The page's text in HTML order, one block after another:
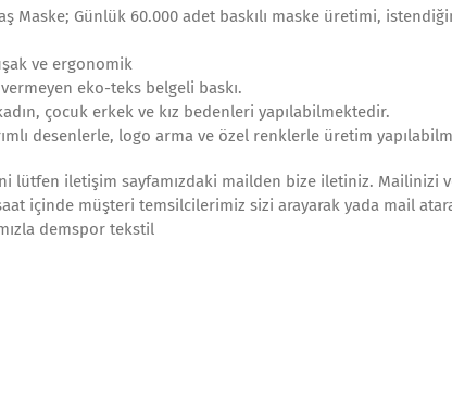
Maske; Günlük 60.000 adet baskılı maske üretimi,
ve ergonomik
vermeyen eko-teks belgeli baskı.
çocuk erkek ve kız bedenleri yapılabilmektedir.
desenlerle, logo arma ve özel renklerle üretim
lütfen iletişim sayfamızdaki mailden bize iletiniz. Mailinizi
içinde müşteri temsilcilerimiz sizi arayarak yada mail
demspor tekstil